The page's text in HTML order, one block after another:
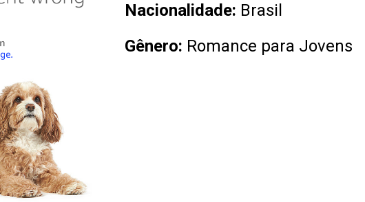
Nacionalidade: Brasil
Gênero: Romance para Jovens